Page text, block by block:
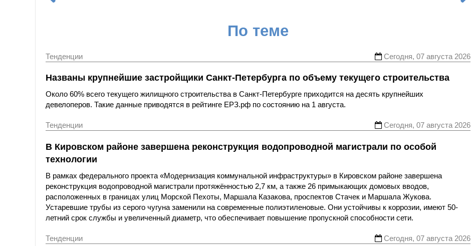
По теме
Тенденции Сегодня, 07 августа 2026
Названы крупнейшие застройщики Санкт-Петербурга по объему текущего строительства
Около 60% всего текущего жилищного строительства в Санкт-Петербурге приходится на десять крупнейших
девелоперов. Такие данные приводятся в рейтинге ЕРЗ.рф по состоянию на 1 августа.
Тенденции Сегодня, 07 августа 2026
В Кировском районе завершена реконструкция водопроводной магистрали по особой
технологии
В рамках федерального проекта «Модернизация коммунальной инфраструктуры» в Кировском районе завершена
реконструкция водопроводной магистрали протяжённостью 2,7 км, а также 26 примыкающих домовых вводов,
расположенных в границах улиц Морской Пехоты, Маршала Казакова, проспектов Стачек и Маршала Жукова.
Устаревшие трубы из серого чугуна заменили на современные полиэтиленовые. Они устойчивы к коррозии, имеют 50-
летний срок службы и увеличенный диаметр, что обеспечивает повышение пропускной способности сети.
Тенденции Сегодня, 07 августа 2026